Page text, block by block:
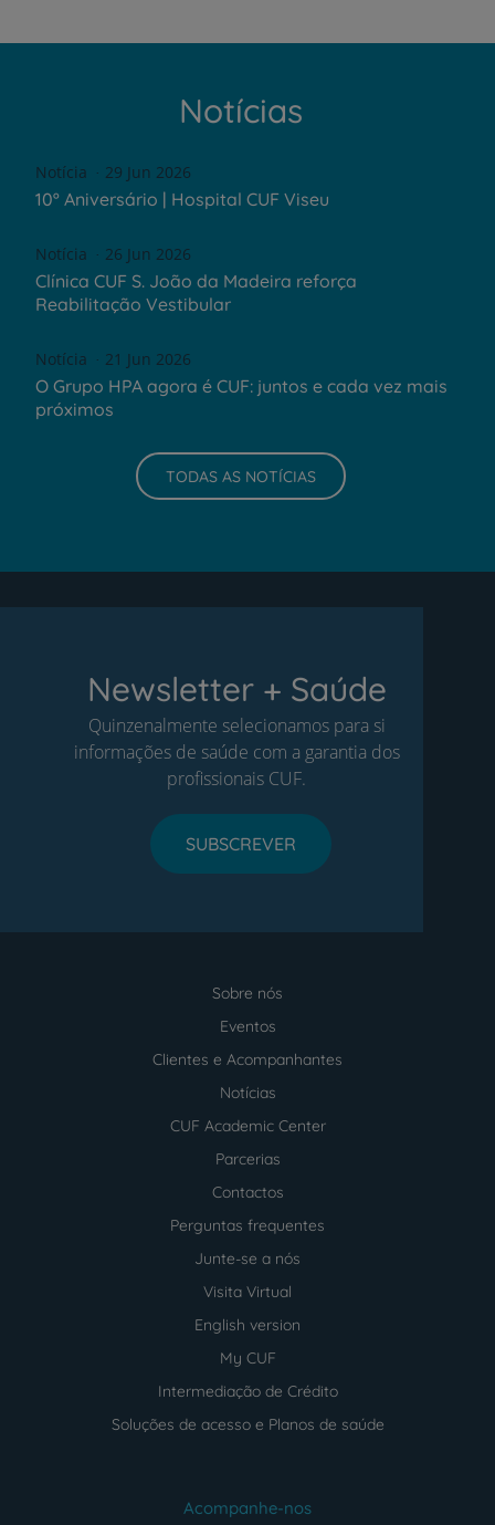
Notícias
Notícia 29 Jun 2026
10º Aniversário | Hospital CUF Viseu
Notícia 26 Jun 2026
Clínica CUF S. João da Madeira reforça
Reabilitação Vestibular
Notícia 21 Jun 2026
O Grupo HPA agora é CUF: juntos e cada vez mais
próximos
TODAS AS NOTÍCIAS
Newsletter + Saúde
Quinzenalmente selecionamos para si
informações de saúde com a garantia dos
profissionais CUF.
SUBSCREVER
Sobre nós
Eventos
Clientes e Acompanhantes
Notícias
CUF Academic Center
Parcerias
Contactos
Perguntas frequentes
Junte-se a nós
Visita Virtual
English version
My CUF
Intermediação de Crédito
Soluções de acesso e Planos de saúde
Acompanhe-nos